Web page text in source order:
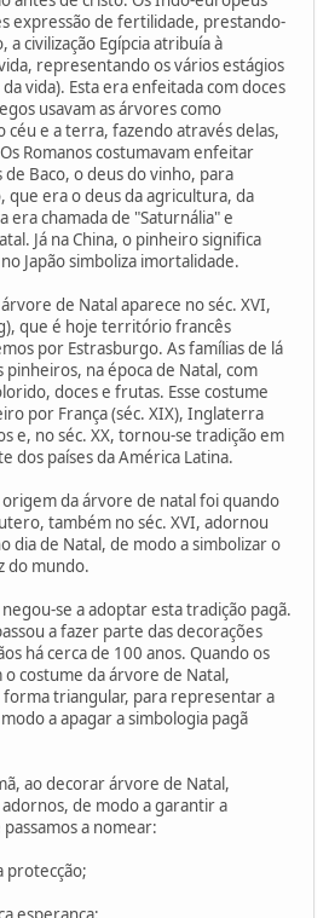
expressão de fertilidade, prestando-
civilização Egípcia atribuía à
representando os vários estágios
vida). Esta era enfeitada com doces
usavam as árvores como
e a terra, fazendo através delas,
Romanos costumavam enfeitar
Baco, o deus do vinho, para
que era o deus da agricultura, da
era chamada de "Saturnália" e
Já na China, o pinheiro significa
Japão simboliza imortalidade.
de Natal aparece no séc. XVI,
que é hoje território francês
por Estrasburgo. As famílias de lá
na época de Natal, com
doces e frutas. Esse costume
por França (séc. XIX), Inglaterra
e, no séc. XX, tornou-se tradição em
dos países da América Latina.
origem da árvore de natal foi quando
também no séc. XVI, adornou
dia de Natal, de modo a simbolizar o
do mundo.
se a adoptar esta tradição pagã.
a fazer parte das decorações
há cerca de 100 anos. Quando os
costume da árvore de Natal,
triangular, para representar a
a apagar a simbologia pagã
ao decorar árvore de Natal,
de modo a garantir a
a nomear:
protecção;